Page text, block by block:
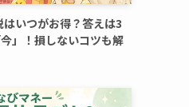
いつがお得？答えは3
」！損しないコツも解